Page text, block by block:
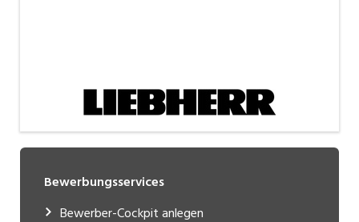
Bewerbungsservices
Bewerber-Cockpit anlegen